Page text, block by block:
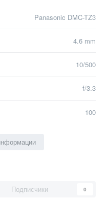
Panasonic DMC-TZ3
4.6 mm
10/500
f/3.3
100
Подписчики 0